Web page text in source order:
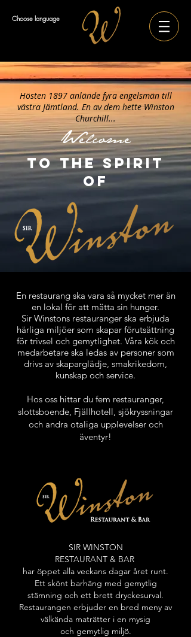
Choose language
Hösten 1897 anlände fyra engelsmän till
västra Jämtland. En av dem hette Winston
Churchill...
Welcome
TO THE SPIRIT
OF
En restaurang ska vara så mycket mer än
en lokal för att mätta sin hunger.
Sir Winstons restauranger ska erbjuda
härliga miljöer som skapar förutsättning
för trivsel och gemytlighet. Våra kök och
medarbetare ska ledas av personer som
drivs av skaparglädje, smakrikedom,
kunskap och service.
Hos oss hittar du fem restauranger,
slottsboende, Fjällhotell, sjökryssningar
och andra otaliga upplevelser och
äventyr!
SIR WINSTON
RESTAURANT & BAR
har öppet alla veckans dagar året runt.
Ett skönt barhäng med gemytlig
stämning och ett brett dryckesurval.
Restaurangen erbjuder en bred meny av
välkända maträtter i en mysig
och gemytlig miljö.